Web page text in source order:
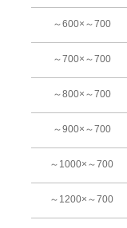
～600×～700
～700×～700
～800×～700
～900×～700
～1000×～700
～1200×～700